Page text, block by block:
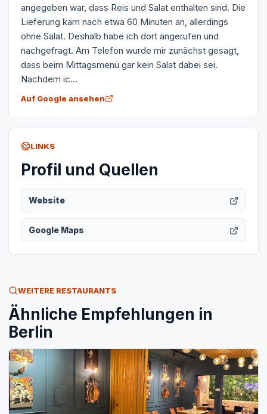
angegeben war, dass Reis und Salat enthalten sind. Die
Lieferung kam nach etwa 60 Minuten an, allerdings
ohne Salat. Deshalb habe ich dort angerufen und
nachgefragt. Am Telefon wurde mir zunächst gesagt,
dass beim Mittagsmenü gar kein Salat dabei sei.
Nachdem ic...
Auf Google ansehen
LINKS
Profil und Quellen
Website
Google Maps
WEITERE RESTAURANTS
Ähnliche Empfehlungen in
Berlin